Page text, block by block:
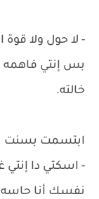
- لا حول ولا
بس إنتي فاهمه
خالته.
ابتسمت بسنت
- اسكتي دا
نفسك أنا